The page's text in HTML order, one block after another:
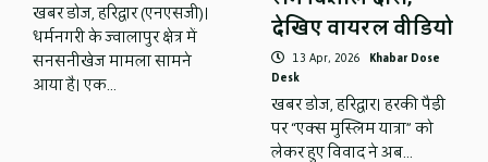
खबर डोज, हरिद्वार (एनएसजी)।
धर्मनगरी के ज्वालापुर क्षेत्र में
सनसनीखेज मामला सामने
आया है। एक…
देखिए वायरल वीडियो
13 Apr, 2026 Khabar Dose
Desk
खबर डोज, हरिद्वार। हरकी पैड़ी
पर “एक्स मुस्लिम यात्रा” को
लेकर हुए विवाद ने अब…